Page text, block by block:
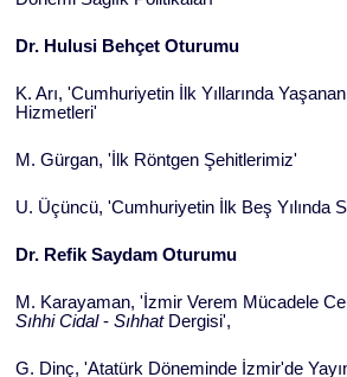
Dr. Hulusi Behçet Oturumu
K. Arı, 'Cumhuriyetin İlk Yıllarında
Hizmetleri'
M. Gürgan, 'İlk Röntgen Şehitlerimiz'
U. Üçüncü, 'Cumhuriyetin İlk Beş Yılında
Dr. Refik Saydam Oturumu
M. Karayaman, 'İzmir Verem Mücadele
Sıhhi Cidal- SıhhatDergisi',
G. Dinç, 'Atatürk Döneminde İzmir'de